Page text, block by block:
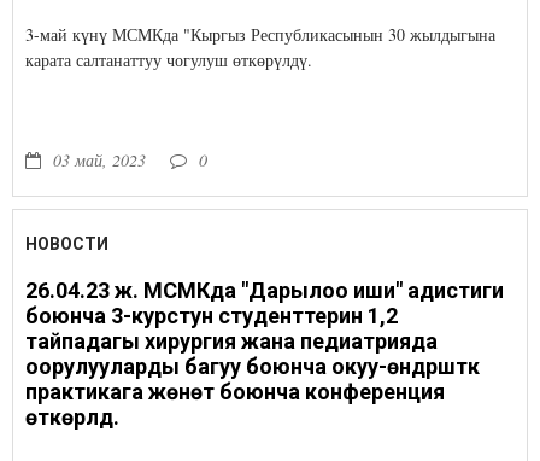
3-май күнү МСМКда "Кыргыз Республикасынын 30 жылдыгына
карата салтанаттуу чогулуш өткөрүлдү.
03 май, 2023 0
НОВОСТИ
26.04.23 ж. МСМКда "Дарылоо иши" адистиги
боюнча 3-курстун студенттерин 1,2
тайпадагы хирургия жана педиатрияда
оорулууларды багуу боюнча окуу-өндүрүштүк
практикага жөнөтүү боюнча конференция
өткөрүлдү.